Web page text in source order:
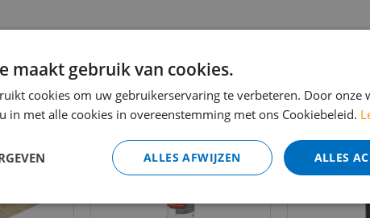
maakt gebruik van cookies.
cookies om uw gebruikerservaring te verbeteren. Door onze
in met alle cookies in overeenstemming met ons Cookiebeleid.
ALLES
ALLES AFWIJZEN